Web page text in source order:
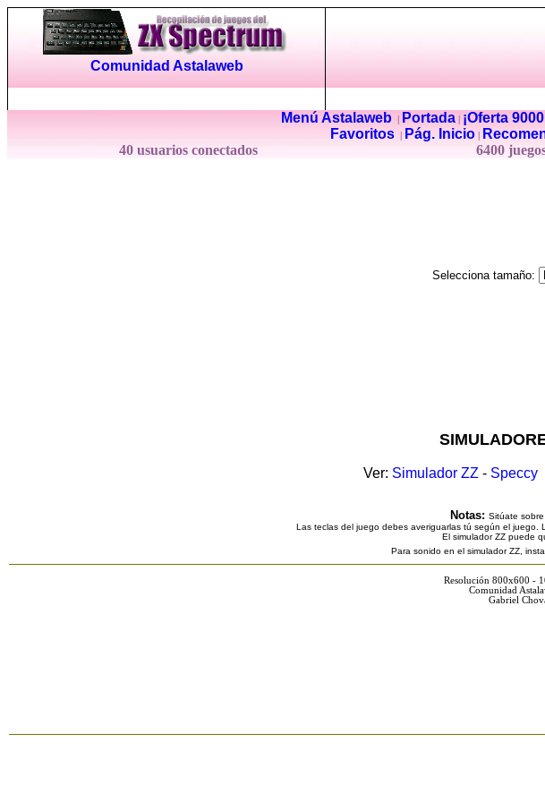
Comunidad Astalaweb
Menú Astalaweb| Portada| ¡Oferta
Favoritos
Pág. Inicio
40 usuarios conectados
6400
Selecciona tamaño:
Ver: Simulador ZZ - Speccy
Notas: Sitúate
Las teclas del juego debes averiguarlas tú según el
El simulador ZZ puede
Para sonido en el simulador ZZ,
Resolución 800x600 -
Comunidad
Gabriel